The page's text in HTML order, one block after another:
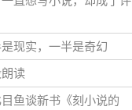
现实，一半是奇幻
读
鱼谈新书《刻小说的